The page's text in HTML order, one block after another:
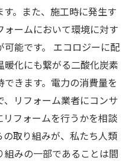
。また、施工時に発生す
ームにおいて環境に対す
能です。 エコロジーに配
化にも繋がる二酸化炭素
きます。電力の消費量を
リフォーム業者にコンサ
フォームを行うかを相談
取り組みが、私たち人類
みの一部であることは間